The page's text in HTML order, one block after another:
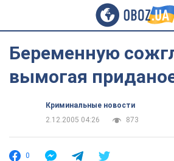
Беременную
вымогая
Криминальные новости
2.12.2005 04:26
873
0